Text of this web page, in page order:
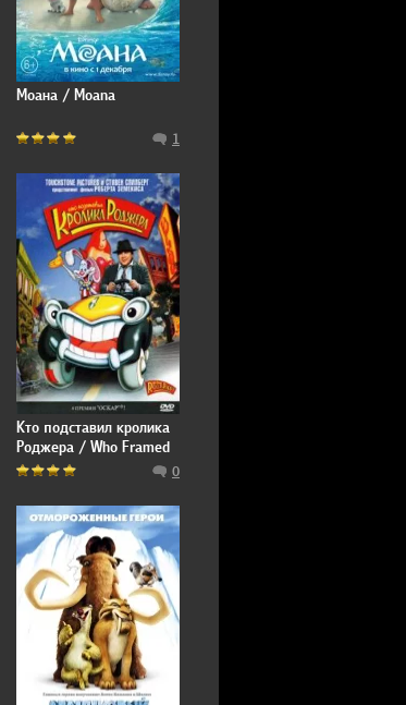
Моана / Moana
1
Кто подставил кролика
Роджера / Who Framed
Roger Rabbit
0